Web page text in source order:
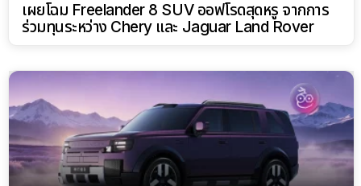
เผยโฉม Freelander 8 SUV ออฟโรดสุดหรู จากการ
ร่วมทุนระหว่าง Chery และ Jaguar Land Rover